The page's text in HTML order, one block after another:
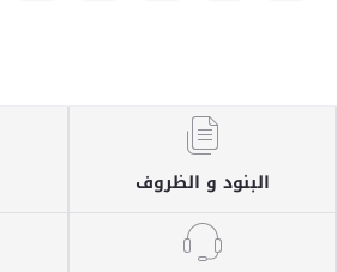
البنود و الظروف